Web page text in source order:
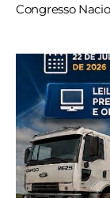
Congresso